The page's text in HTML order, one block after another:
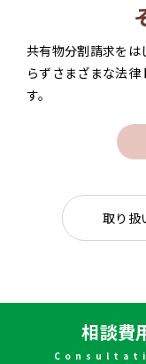
共有物分割請求をは
らずさまざまな法
す。
取り扱
相談費